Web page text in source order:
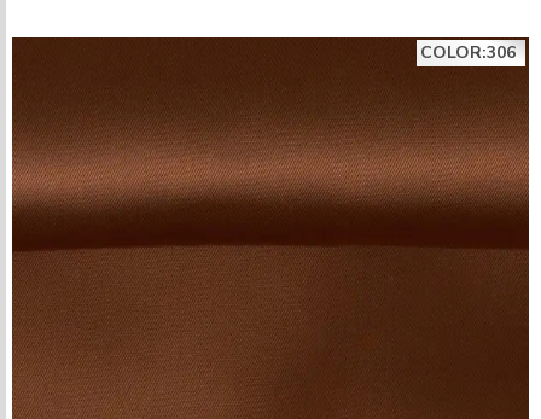
COLOR:306